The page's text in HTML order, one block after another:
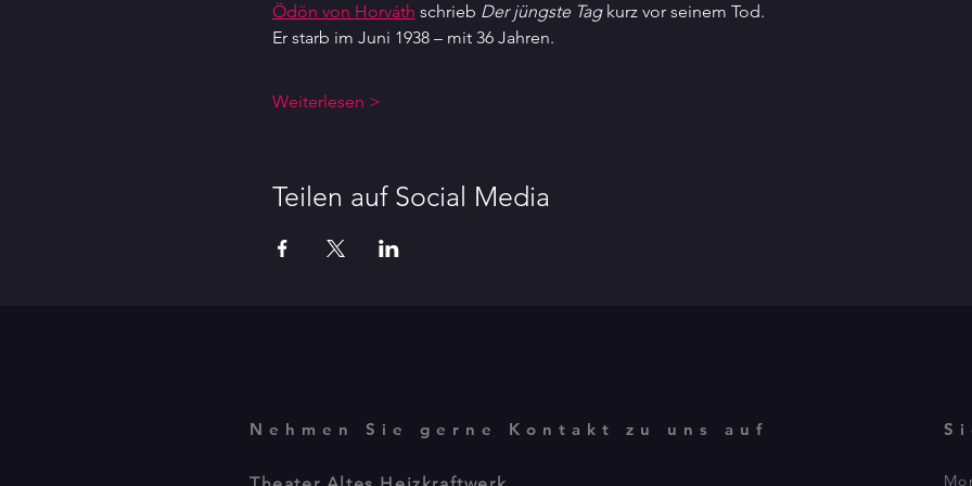
Ödön von Horváth schrieb Der jüngste Tag kurz vor seinem Tod.
Er starb im Juni 1938 – mit 36 Jahren.
Weiterlesen >
Teilen auf Social Media
Nehmen Sie gerne Kontakt zu uns auf